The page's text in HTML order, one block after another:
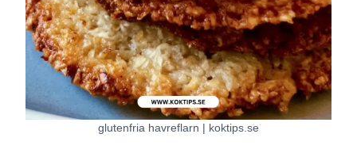
glutenfria havreflarn | koktips.se